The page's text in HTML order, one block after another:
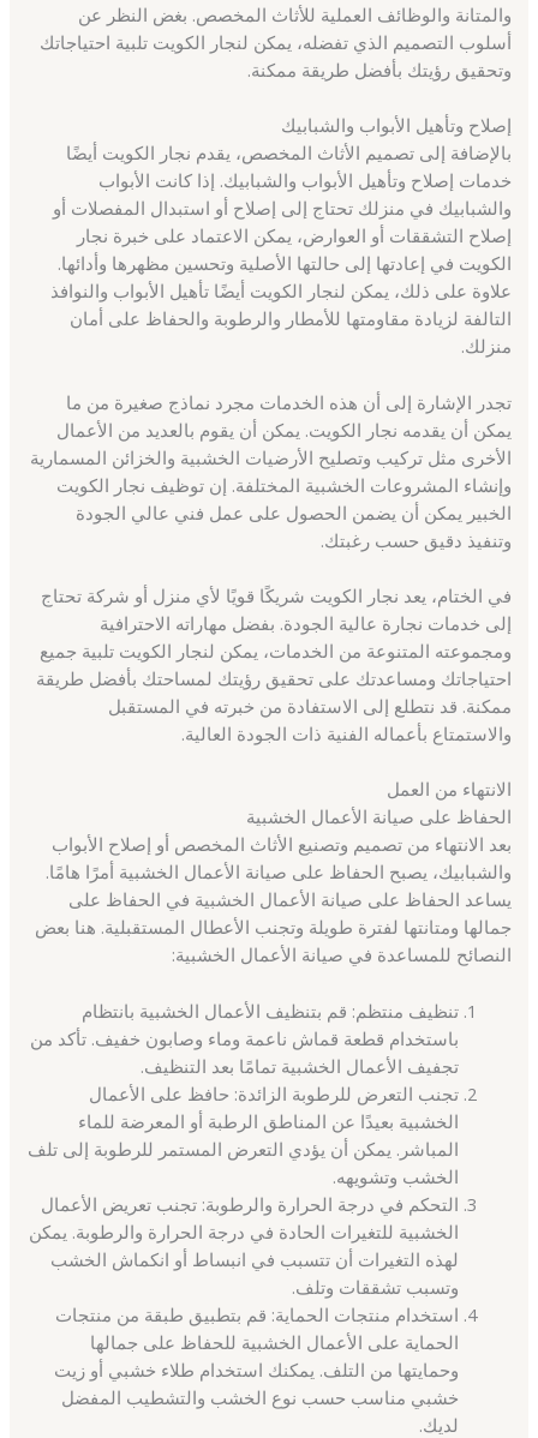
والمتانة والوظائف العملية للأثاث المخصص. بغض النظر عن
أسلوب التصميم الذي تفضله، يمكن لنجار الكويت تلبية احتياجاتك
وتحقيق رؤيتك بأفضل طريقة ممكنة.
إصلاح وتأهيل الأبواب والشبابيك
بالإضافة إلى تصميم الأثاث المخصص، يقدم نجار الكويت أيضًا
خدمات إصلاح وتأهيل الأبواب والشبابيك. إذا كانت الأبواب
والشبابيك في منزلك تحتاج إلى إصلاح أو استبدال المفصلات أو
إصلاح التشققات أو العوارض، يمكن الاعتماد على خبرة نجار
الكويت في إعادتها إلى حالتها الأصلية وتحسين مظهرها وأدائها.
علاوة على ذلك، يمكن لنجار الكويت أيضًا تأهيل الأبواب والنوافذ
التالفة لزيادة مقاومتها للأمطار والرطوبة والحفاظ على أمان
منزلك.
تجدر الإشارة إلى أن هذه الخدمات مجرد نماذج صغيرة من ما
يمكن أن يقدمه نجار الكويت. يمكن أن يقوم بالعديد من الأعمال
الأخرى مثل تركيب وتصليح الأرضيات الخشبية والخزائن المسمارية
وإنشاء المشروعات الخشبية المختلفة. إن توظيف نجار الكويت
الخبير يمكن أن يضمن الحصول على عمل فني عالي الجودة
وتنفيذ دقيق حسب رغبتك.
في الختام، يعد نجار الكويت شريكًا قويًا لأي منزل أو شركة تحتاج
إلى خدمات نجارة عالية الجودة. بفضل مهاراته الاحترافية
ومجموعته المتنوعة من الخدمات، يمكن لنجار الكويت تلبية جميع
احتياجاتك ومساعدتك على تحقيق رؤيتك لمساحتك بأفضل طريقة
ممكنة. قد نتطلع إلى الاستفادة من خبرته في المستقبل
والاستمتاع بأعماله الفنية ذات الجودة العالية.
الانتهاء من العمل
الحفاظ على صيانة الأعمال الخشبية
بعد الانتهاء من تصميم وتصنيع الأثاث المخصص أو إصلاح الأبواب
والشبابيك، يصبح الحفاظ على صيانة الأعمال الخشبية أمرًا هامًا.
يساعد الحفاظ على صيانة الأعمال الخشبية في الحفاظ على
جمالها ومتانتها لفترة طويلة وتجنب الأعطال المستقبلية. هنا بعض
النصائح للمساعدة في صيانة الأعمال الخشبية:
تنظيف منتظم: قم بتنظيف الأعمال الخشبية بانتظام
باستخدام قطعة قماش ناعمة وماء وصابون خفيف. تأكد من
تجفيف الأعمال الخشبية تمامًا بعد التنظيف.
تجنب التعرض للرطوبة الزائدة: حافظ على الأعمال
الخشبية بعيدًا عن المناطق الرطبة أو المعرضة للماء
المباشر. يمكن أن يؤدي التعرض المستمر للرطوبة إلى تلف
الخشب وتشويهه.
التحكم في درجة الحرارة والرطوبة: تجنب تعريض الأعمال
الخشبية للتغيرات الحادة في درجة الحرارة والرطوبة. يمكن
لهذه التغيرات أن تتسبب في انبساط أو انكماش الخشب
وتسبب تشققات وتلف.
استخدام منتجات الحماية: قم بتطبيق طبقة من منتجات
الحماية على الأعمال الخشبية للحفاظ على جمالها
وحمايتها من التلف. يمكنك استخدام طلاء خشبي أو زيت
خشبي مناسب حسب نوع الخشب والتشطيب المفضل
لديك.